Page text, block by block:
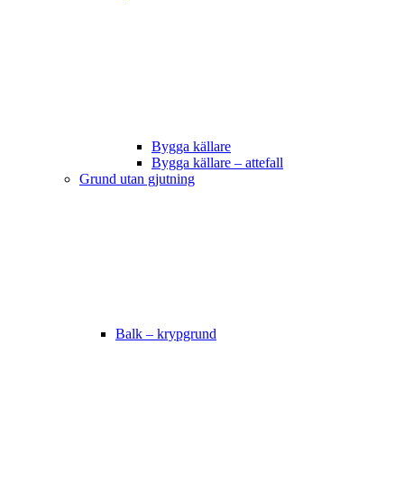
Bygga källare
Bygga källare – attefall
Grund utan gjutning
Balk – krypgrund